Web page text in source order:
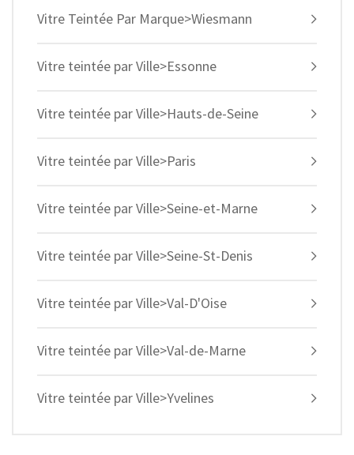
Vitre Teintée Par Marque>Wiesmann
Vitre teintée par Ville>Essonne
Vitre teintée par Ville>Hauts-de-Seine
Vitre teintée par Ville>Paris
Vitre teintée par Ville>Seine-et-Marne
Vitre teintée par Ville>Seine-St-Denis
Vitre teintée par Ville>Val-D'Oise
Vitre teintée par Ville>Val-de-Marne
Vitre teintée par Ville>Yvelines